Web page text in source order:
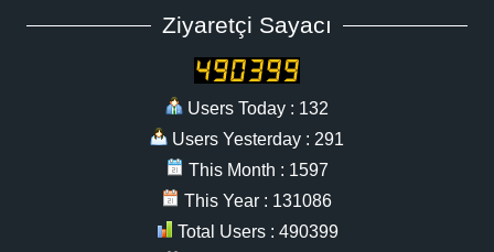
Ziyaretçi Sayacı
Users Today : 132
Users Yesterday : 291
This Month : 1597
This Year : 131086
Total Users : 490399